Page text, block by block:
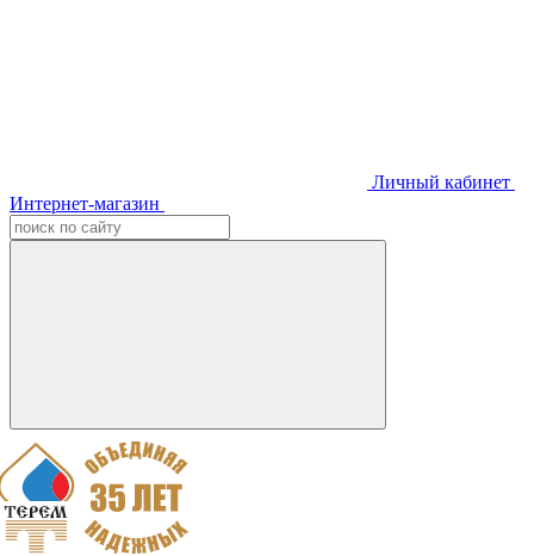
Личный кабинет
Интернет-магазин